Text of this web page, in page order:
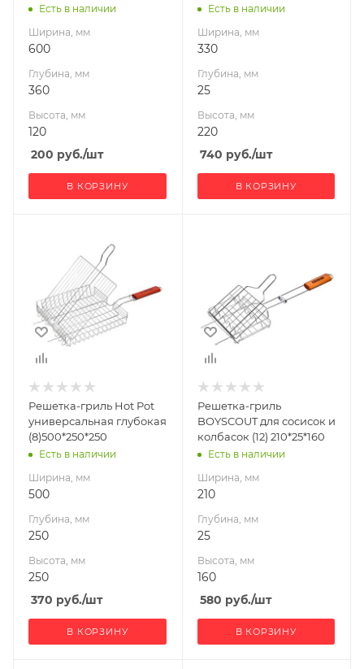
Есть в наличии
Ширина, мм
600
Глубина, мм
360
Высота, мм
120
200 руб./шт
В КОРЗИНУ
Есть в наличии
Ширина, мм
330
Глубина, мм
25
Высота, мм
220
740 руб./шт
В КОРЗИНУ
Глубина, мм
250
Высота, мм
250
Решетка-гриль Hot Pot
универсальная глубокая
(8)500*250*250
Есть в наличии
Ширина, мм
500
Глубина, мм
250
Высота, мм
250
370 руб./шт
В КОРЗИНУ
Высота, мм
160
Решетка-гриль
BOYSCOUT для сосисок и
колбасок (12) 210*25*160
Есть в наличии
Ширина, мм
210
Глубина, мм
25
Высота, мм
160
580 руб./шт
В КОРЗИНУ